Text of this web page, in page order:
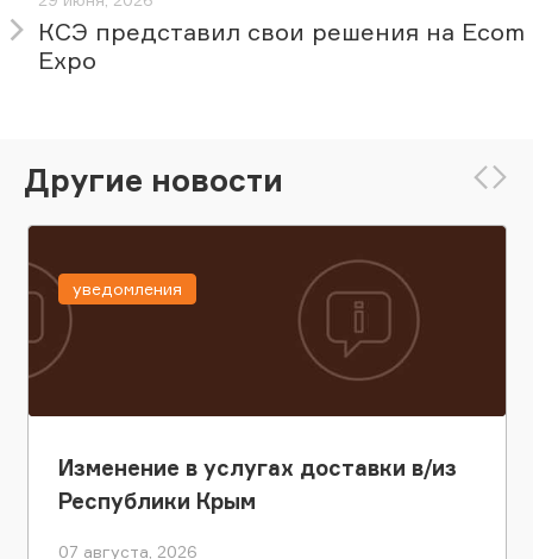
КСЭ представил свои решения на Ecom
Expo
Другие новости
Изменение в услугах доставки в/из
Республики Крым
07 августа, 2026
уведомления